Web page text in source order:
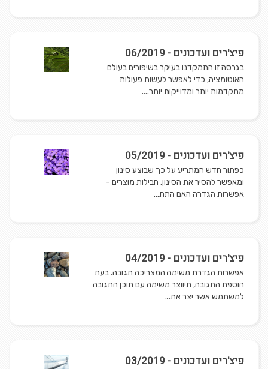
פיצ'רים ועדכונים - 06/2019
בגרסה זו התמקדנו בעיקר בשיפורים בעולם
האוטומציה, כדי לאפשר לעשות פעולות
מתקדמות יותר ומדוייקות יותר....
פיצ'רים ועדכונים - 05/2019
כפתור חדש המתריע על כך שבוצע סינון
ומאפשר להסיר את הסינון. חבילות מוצרים -
אפשרות הגדרה האם התת...
פיצ'רים ועדכונים - 04/2019
אפשרות הגדרת משימה המצריכה תגובה. בעת
הוספת התגובה, תיווצר משימה עם תוכן התגובה
למשתמש אשר יצר את...
פיצ'רים ועדכונים - 03/2019